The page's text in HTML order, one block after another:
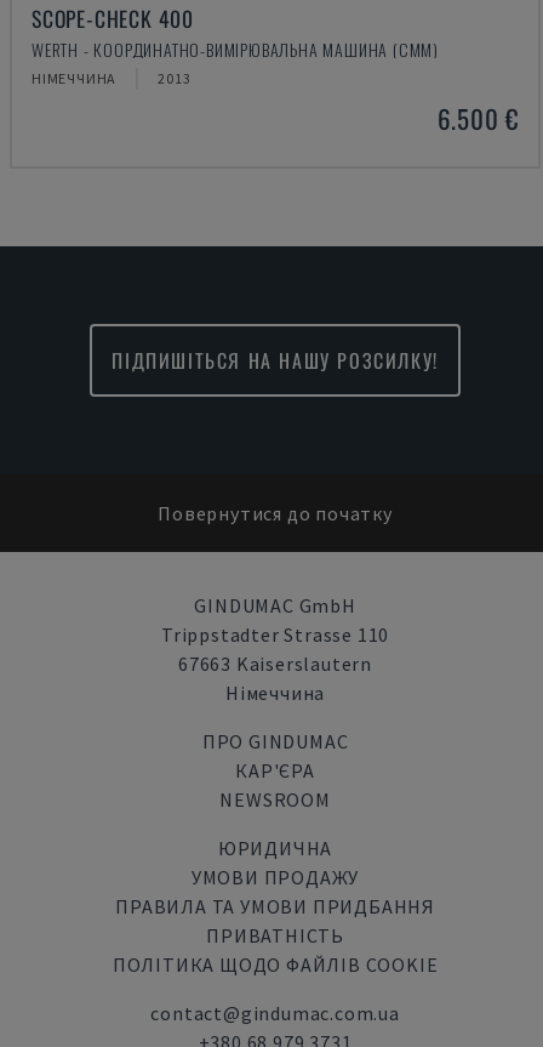
SCOPE-CHECK 400
WERTH - КООРДИНАТНО-ВИМІРЮВАЛЬНА МАШИНА (CMM)
НІМЕЧЧИНА 2013
6.500 €
ПІДПИШІТЬСЯ НА НАШУ РОЗСИЛКУ!
Повернутися до початку
GINDUMAC GmbH
Trippstadter Strasse 110
67663 Kaiserslautern
Німеччина
ПРО GINDUMAC
КАР'ЄРА
NEWSROOM
ЮРИДИЧНА
УМОВИ ПРОДАЖУ
ПРАВИЛА ТА УМОВИ ПРИДБАННЯ
ПРИВАТНІСТЬ
ПОЛІТИКА ЩОДО ФАЙЛІВ COOKIE
contact@gindumac.com.ua
+380 68 979 3731